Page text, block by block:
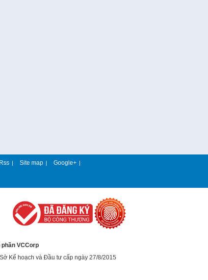
Rss | Site map | Google+ |
VCCorp
Kế hoạch và Đầu tư cấp ngày 27/8/2015